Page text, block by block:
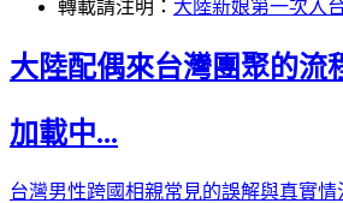
轉載請注明： 大陸新娘第一次入
大陸配偶來台灣團聚的流
加載中...
台灣男性跨國相親常見的誤解與真實情